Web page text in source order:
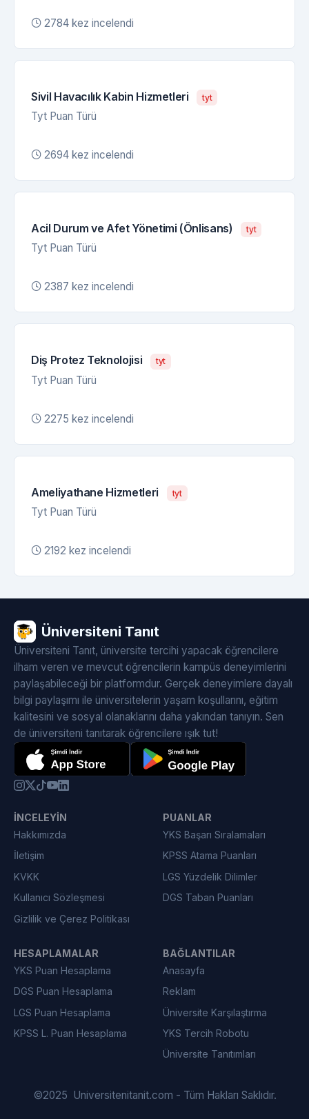
2784 kez incelendi
Sivil Havacılık Kabin Hizmetleri tyt
Tyt Puan Türü
2694 kez incelendi
Acil Durum ve Afet Yönetimi (Önlisans) tyt
Tyt Puan Türü
2387 kez incelendi
Diş Protez Teknolojisi tyt
Tyt Puan Türü
2275 kez incelendi
Ameliyathane Hizmetleri tyt
Tyt Puan Türü
2192 kez incelendi
Üniversiteni Tanıt
Üniversiteni Tanıt, üniversite tercihi yapacak öğrencilere
ilham veren ve mevcut öğrencilerin kampüs deneyimlerini
paylaşabileceği bir platformdur. Gerçek deneyimlere dayalı
bilgi paylaşımı ile üniversitelerin yaşam koşullarını, eğitim
kalitesini ve sosyal olanaklarını daha yakından tanıyın. Sen
de üniversiteni tanıtarak öğrencilere ışık tut!
İNCELEYIN
Hakkımızda
İletişim
KVKK
Kullanıcı Sözleşmesi
Gizlilik ve Çerez Politikası
PUANLAR
YKS Başarı Sıralamaları
KPSS Atama Puanları
LGS Yüzdelik Dilimler
DGS Taban Puanları
HESAPLAMALAR
YKS Puan Hesaplama
DGS Puan Hesaplama
LGS Puan Hesaplama
KPSS L. Puan Hesaplama
BAĞLANTILAR
Anasayfa
Reklam
Üniversite Karşılaştırma
YKS Tercih Robotu
Üniversite Tanıtımları
©2025 Universitenitanit.com - Tüm Hakları Saklıdır.